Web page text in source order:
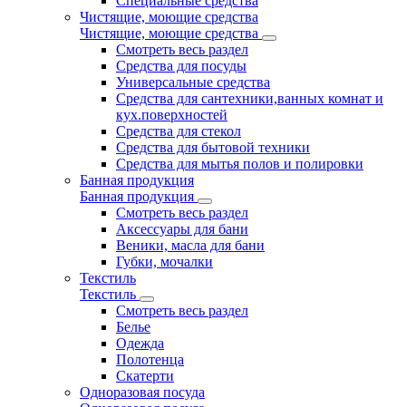
Чистящие, моющие средства
Чистящие, моющие средства
Смотреть весь раздел
Средства для посуды
Универсальные средства
Средства для сантехники,ванных комнат и
кух.поверхностей
Средства для стекол
Средства для бытовой техники
Средства для мытья полов и полировки
Банная продукция
Банная продукция
Смотреть весь раздел
Аксессуары для бани
Веники, масла для бани
Губки, мочалки
Текстиль
Текстиль
Смотреть весь раздел
Белье
Одежда
Полотенца
Скатерти
Одноразовая посуда